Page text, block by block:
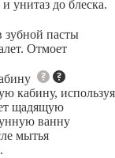
унитаз до блеска.
зубной пасты
Отмоет
кабину, используя
щадящую
ванну
мытья